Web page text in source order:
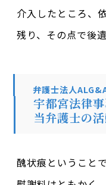
介入したところ、
残り、その点で後
弁護士法人
宇都宮法律
当弁護士の
醜状痕ということ